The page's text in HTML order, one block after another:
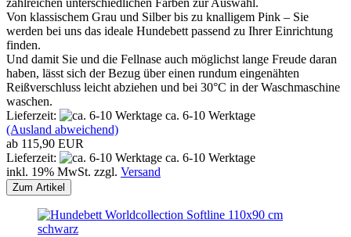
zahlreichen unterschiedlichen Farben zur Auswahl.
Von klassischem Grau und Silber bis zu knalligem Pink – Sie
werden bei uns das ideale Hundebett passend zu Ihrer Einrichtung
finden.
Und damit Sie und die Fellnase auch möglichst lange Freude daran
haben, lässt sich der Bezug über einen rundum eingenähten
Reißverschluss leicht abziehen und bei 30°C in der Waschmaschine
waschen.
Lieferzeit:
ca. 6-10 Werktage
(Ausland abweichend)
ab 115,90 EUR
Lieferzeit:
ca. 6-10 Werktage
inkl. 19% MwSt. zzgl. Versand
Zum Artikel